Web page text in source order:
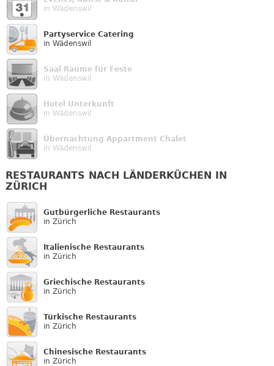
in Wädenswil
Partyservice Catering
in Wädenswil
Saal Räume für Feste
in Wädenswil
Hotel Unterkunft
in Wädenswil
Übernachtung Appartment Chalet
in Wädenswil
RESTAURANTS NACH LÄNDERKÜCHEN IN
ZÜRICH
Gutbürgerliche Restaurants
in Zürich
Italienische Restaurants
in Zürich
Griechische Restaurants
in Zürich
Türkische Restaurants
in Zürich
Chinesische Restaurants
in Zürich